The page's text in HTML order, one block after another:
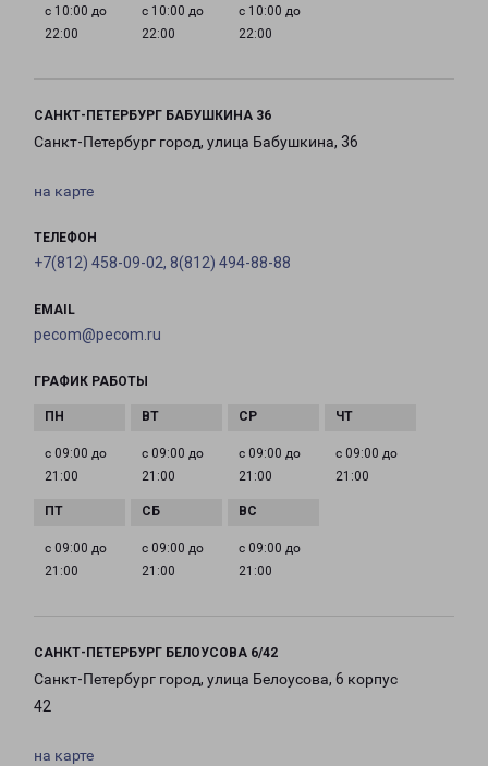
с 10:00 до
22:00
с 10:00 до
22:00
с 10:00 до
22:00
САНКТ-ПЕТЕРБУРГ БАБУШКИНА 36
Санкт-Петербург город, улица Бабушкина, 36
на карте
ТЕЛЕФОН
+7(812) 458-09-02, 8(812) 494-88-88
EMAIL
pecom@pecom.ru
ГРАФИК РАБОТЫ
с 09:00 до
21:00
с 09:00 до
21:00
с 09:00 до
21:00
с 09:00 до
21:00
с 09:00 до
21:00
с 09:00 до
21:00
с 09:00 до
21:00
САНКТ-ПЕТЕРБУРГ БЕЛОУСОВА 6/42
Санкт-Петербург город, улица Белоусова, 6 корпус
42
на карте